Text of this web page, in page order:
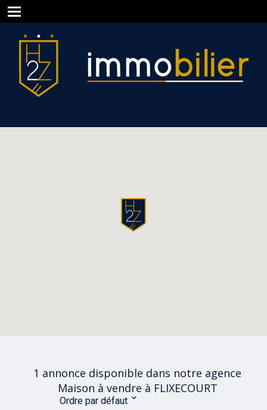
1 annonce disponible dans notre agence
Maison à vendre à FLIXECOURT
Ordre par défaut